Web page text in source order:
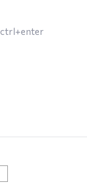
ctrl+enter